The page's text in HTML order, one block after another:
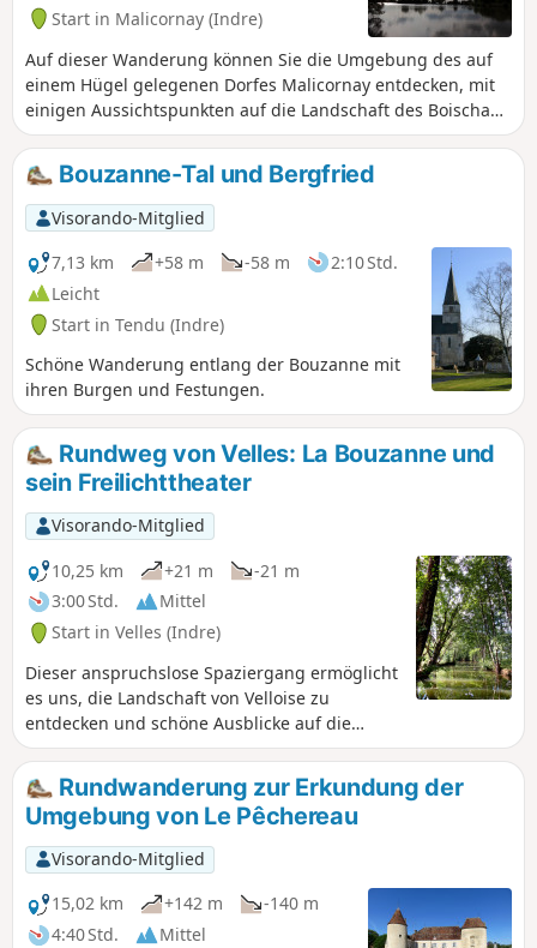
Start in Malicornay (Indre)
Auf dieser Wanderung können Sie die Umgebung des auf
einem Hügel gelegenen Dorfes Malicornay entdecken, mit
einigen Aussichtspunkten auf die Landschaft des Boischaut
südlich der Indre.
Bouzanne-Tal und Bergfried
Visorando-Mitglied
7,13 km
+58 m -58 m
2:10 Std.
Leicht
Start in Tendu (Indre)
Schöne Wanderung entlang der Bouzanne mit
ihren Burgen und Festungen.
Rundweg von Velles: La Bouzanne und
sein Freilichttheater
Visorando-Mitglied
10,25 km
+21 m
-21 m
3:00 Std.
Mittel
Start in Velles (Indre)
Dieser anspruchslose Spaziergang ermöglicht
es uns, die Landschaft von Velloise zu
entdecken und schöne Ausblicke auf die
Bouzanne zu genießen.
Rundwanderung zur Erkundung der
Umgebung von Le Pêchereau
Visorando-Mitglied
15,02 km
+142 m
-140 m
4:40 Std.
Mittel